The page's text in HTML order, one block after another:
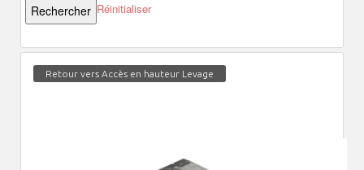
Réinitialiser
Retour vers Accès en hauteur Levage